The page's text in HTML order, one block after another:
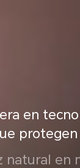
en
natural en